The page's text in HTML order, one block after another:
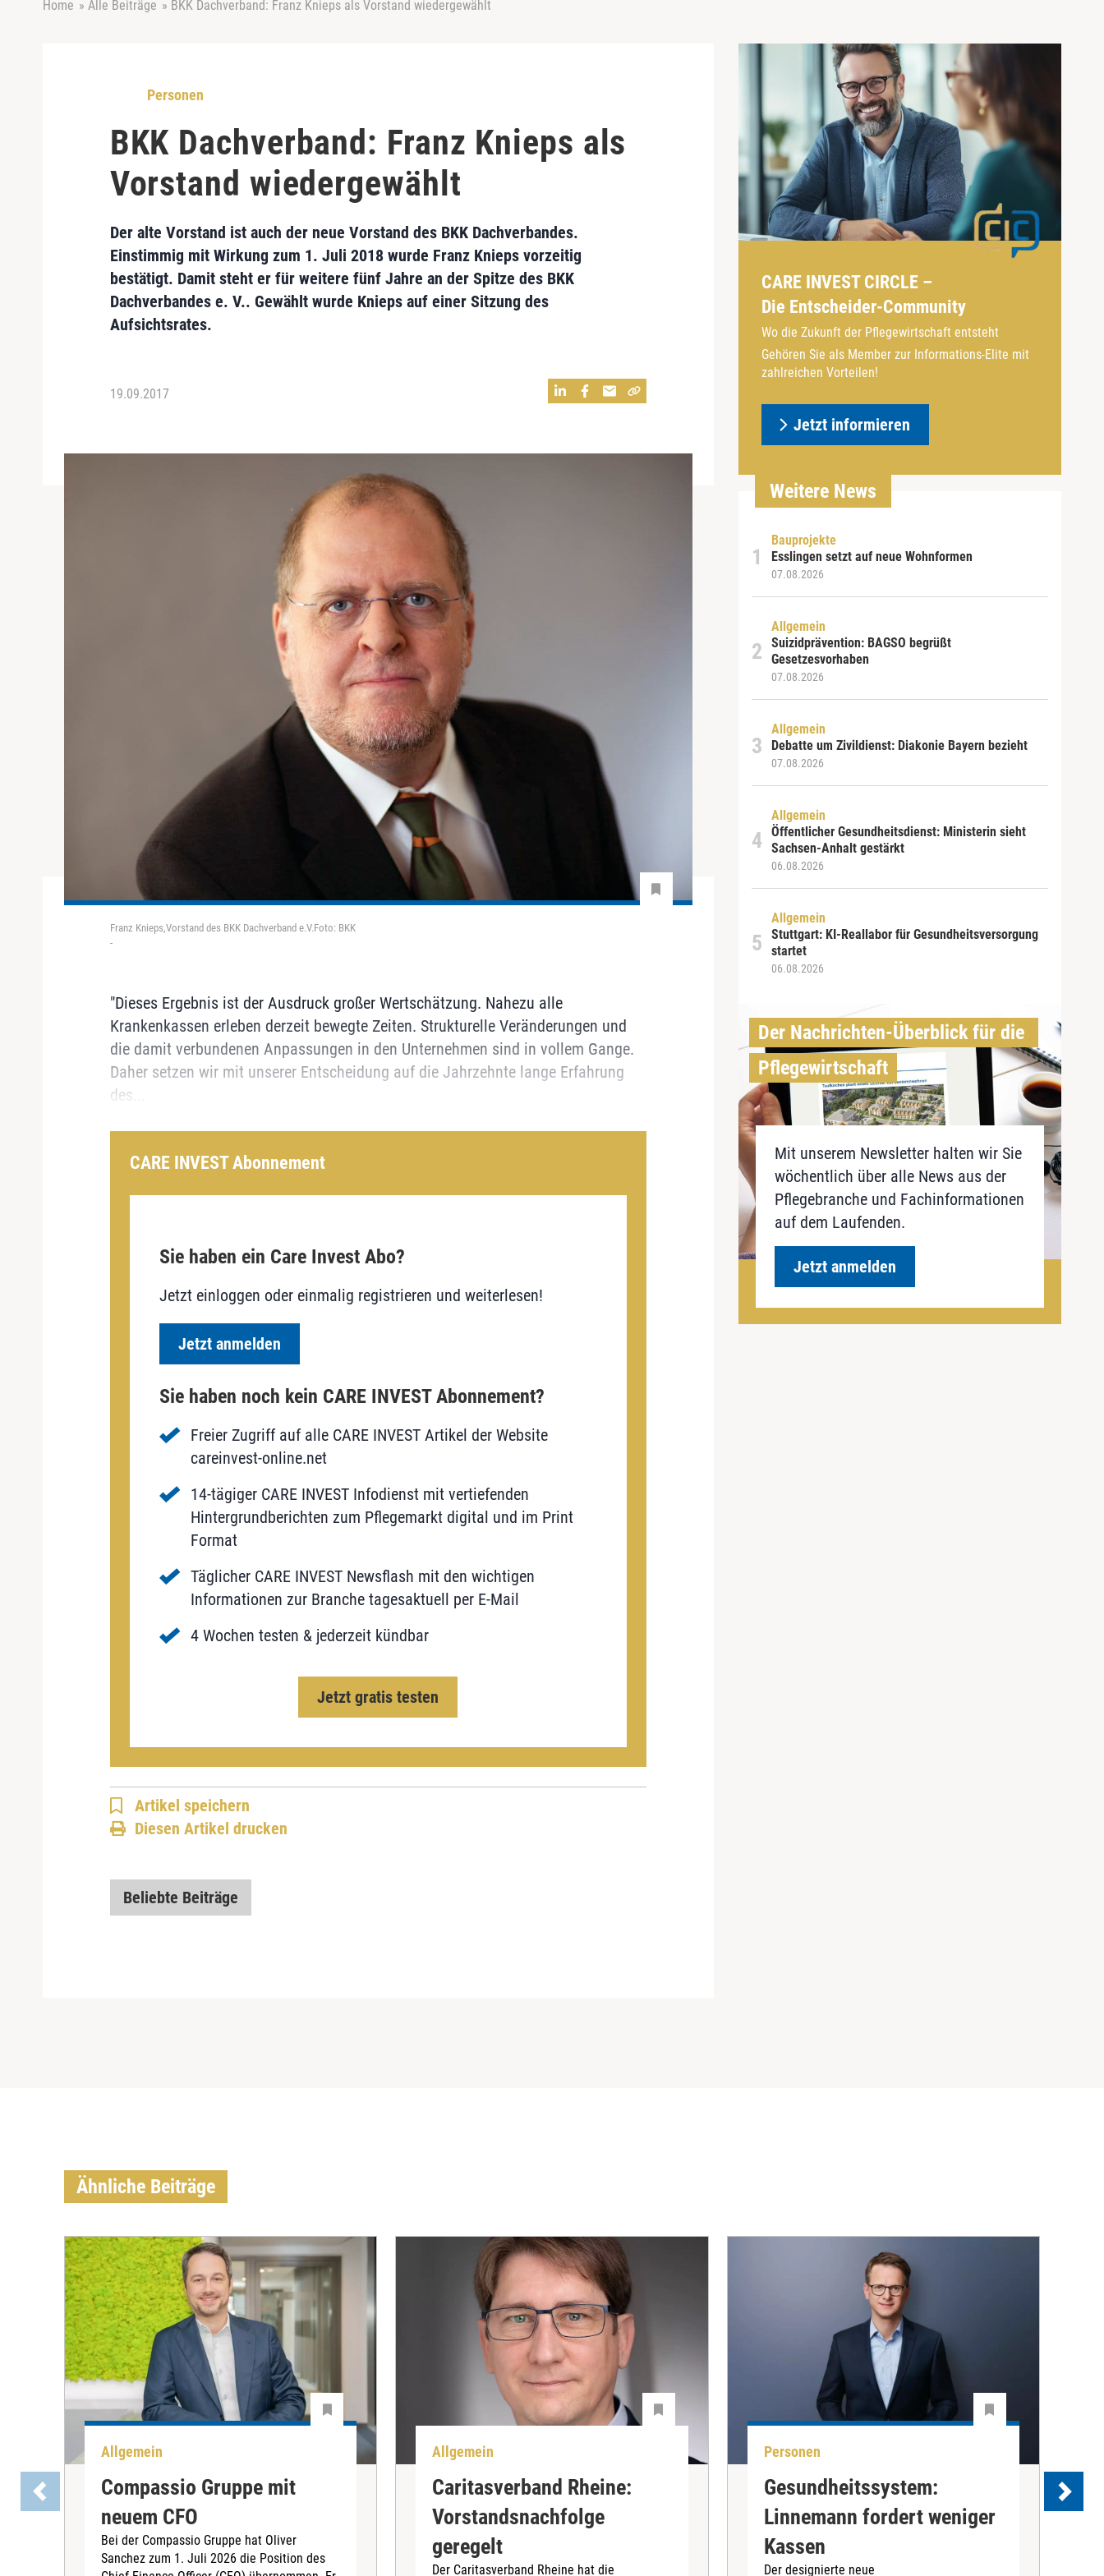
Home » Alle Beiträge » BKK Dachverband: Franz Knieps als Vorstand wiedergewählt
Personen
BKK Dachverband: Franz Knieps als
Vorstand wiedergewählt
Der alte Vorstand ist auch der neue Vorstand des BKK Dachverbandes.
Einstimmig mit Wirkung zum 1. Juli 2018 wurde Franz Kniepsvorzeitig
bestätigt. Damit steht er für weitere fünf Jahre an der Spitze des BKK
Dachverbandes e. V.. Gewählt wurde Knieps auf einer Sitzung des
Aufsichtsrates.
19.09.2017
Franz Knieps,Vorstand des BKK Dachverband e.V.Foto: BKK
-
"Dieses Ergebnis ist der Ausdruck großer Wertschätzung. Nahezu alle
Krankenkassen erleben derzeit bewegte Zeiten. Strukturelle Veränderungen und
die damit verbundenen Anpassungen in den Unternehmen sind in vollem Gange.
Daher setzen wir mit unserer Entscheidung auf die Jahrzehnte lange Erfahrung
des...
CARE INVEST Abonnement
Sie haben ein Care Invest Abo?
Jetzt einloggen oder einmalig registrieren und weiterlesen!
Jetzt anmelden
Sie haben noch kein CARE INVEST Abonnement?
Freier Zugriff auf alle CARE INVEST Artikel der Website
careinvest-online.net
14-tägiger CARE INVEST Infodienst mit vertiefenden
Hintergrundberichten zum Pflegemarkt digital und im Print
Format
Täglicher CARE INVEST Newsflash mit den wichtigen
Informationen zur Branche tagesaktuell per E-Mail
4 Wochen testen & jederzeit kündbar
Jetzt gratis testen
Artikel speichern
Diesen Artikel drucken
Beliebte Beiträge
CARE INVEST CIRCLE –
Die Entscheider-Community
Wo die Zukunft der Pflegewirtschaft entsteht
Gehören Sie als Member zur Informations-Elite mit
zahlreichen Vorteilen!
Jetzt informieren
Weitere News
Bauprojekte
Esslingen setzt auf neue Wohnformen
07.08.2026
Allgemein
Suizidprävention: BAGSO begrüßt
Gesetzesvorhaben
07.08.2026
Allgemein
Debatte um Zivildienst: Diakonie Bayern bezieht
07.08.2026
Allgemein
Öffentlicher Gesundheitsdienst: Ministerin sieht
Sachsen-Anhalt gestärkt
06.08.2026
Allgemein
Stuttgart: KI-Reallabor für Gesundheitsversorgung
startet
06.08.2026
Der Nachrichten-Überblick für die
Pflegewirtschaft
Mit unserem Newsletter halten wir Sie
wöchentlich über alle News aus der
Pflegebranche und Fachinformationen
auf dem Laufenden.
Jetzt anmelden
Ähnliche Beiträge
Allgemein
Compassio Gruppe mit
neuem CFO
Bei der Compassio Gruppe hat Oliver
Sanchez zum 1. Juli 2026 die Position des
Allgemein
Caritasverband Rheine:
Vorstandsnachfolge
geregelt
Der Caritasverband Rheine hat die
Personen
Gesundheitssystem:
Linnemann fordert weniger
Kassen
Der designierte neue